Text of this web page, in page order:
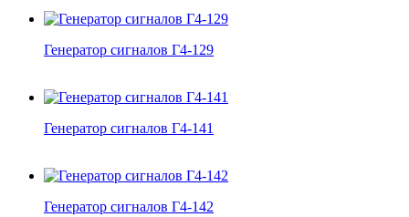
Генератор сигналов Г4-129
Генератор сигналов Г4-141
Генератор сигналов Г4-142